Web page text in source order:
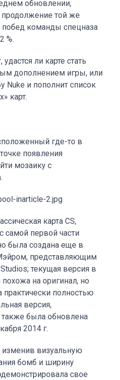
обновлении,
той же
побед команды спецназа
%.
ли карте стать
дополнением игры, или
Nuke и пополнит список
карт.
где-то в
появления
мозаику с
карта CS,
самой первой части
была создана еще в
представляющим
текущая версия в
на оригинал, но
полностью
версия,
также была обновлена
2014 г.
визуальную
бомб и ширину
свое